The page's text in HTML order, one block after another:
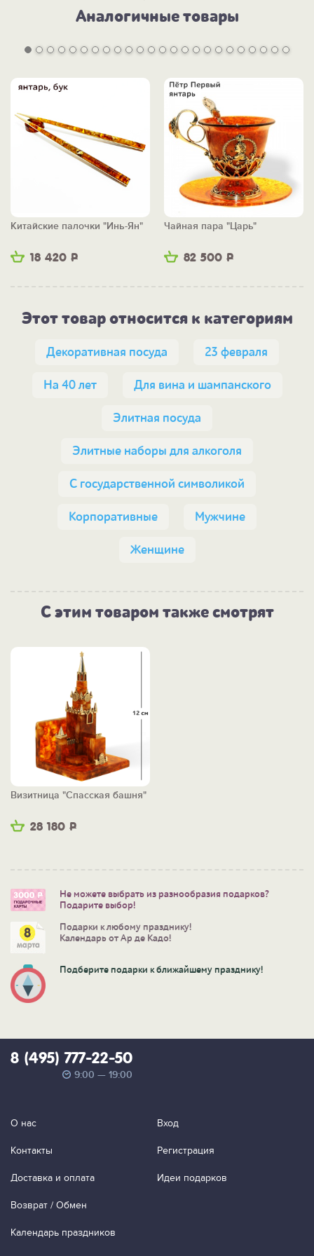
Аналогичные товары
18 420 Р
Китайские палочки "Инь-Ян"
82 500 Р
Чайная пара "Царь"
Этот товар относится к категориям
Декоративная посуда 23 февраля
На 40 лет Для вина и шампанского
Элитная посуда
Элитные наборы для алкоголя
С государственной символикой
Корпоративные Мужчине
Женщине
С этим товаром также смотрят
28 180 Р
Визитница "Спасская башня"
Не можете выбрать из разнообразия подарков?
Подарите выбор!
Подарки к любому празднику!
Календарь от Ар де Кадо!
Подберите подарки к ближайшему празднику!
8 (495) 777-22-50
9:00 — 19:00
О нас
Контакты
Доставка и оплата
Возврат / Обмен
Календарь праздников
Вход
Регистрация
Идеи подарков